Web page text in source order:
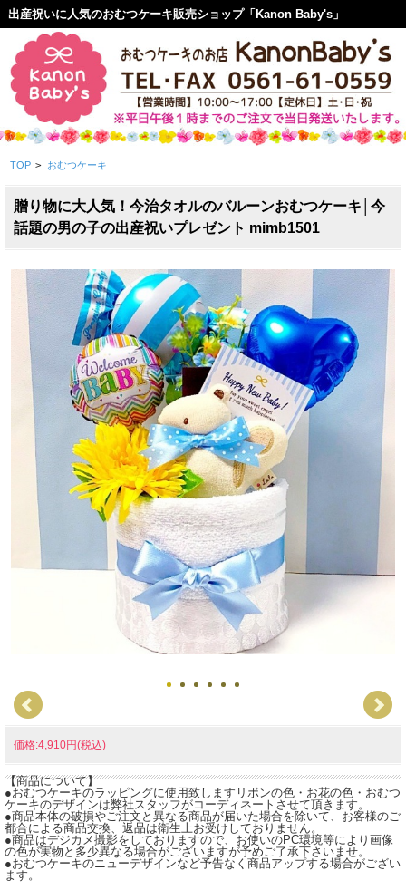
出産祝いに人気のおむつケーキ販売ショップ「Kanon Baby's」
TOP > おむつケーキ
贈り物に大人気！今治タオルのバルーンおむつケーキ│今
話題の男の子の出産祝いプレゼント mimb1501
価格:4,910円(税込)
【商品について】
●おむつケーキのラッピングに使用致しますリボンの色・お花の色・おむつ
ケーキのデザインは弊社スタッフがコーディネートさせて頂きます。
●商品本体の破損やご注文と異なる商品が届いた場合を除いて、お客様のご
都合による商品交換、返品は衛生上お受けしておりません。
●商品はデジカメ撮影をしておりますので、お使いのPC環境等により画像
の色が実物と多少異なる場合がございますが予めご了承下さいませ。
●おむつケーキのニューデザインなど予告なく商品アップする場合がござい
ます。